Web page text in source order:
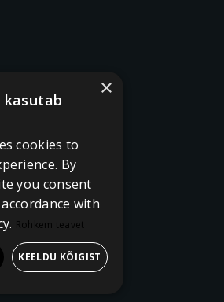
×
kasutab
cookies to
By
you consent
with
Rohkem teavet
KEELDU KÕIGIST